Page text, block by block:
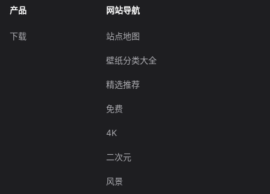
产品
下载
网站导航
站点地图
壁纸分类大全
精选推荐
免费
4K
二次元
风景